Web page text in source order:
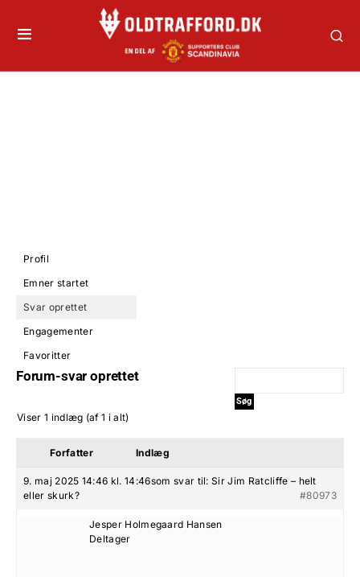
Profil
Emner startet
Svar oprettet
Engagementer
Favoritter
Forum-svar oprettet
Viser 1 indlæg (af 1 i alt)
Forfatter Indlæg
9. maj 2025 14:46 kl. 14:46som svar til:Sir Jim Ratcliffe – helt
eller skurk?
#80973
Jesper Holmegaard Hansen
Deltager